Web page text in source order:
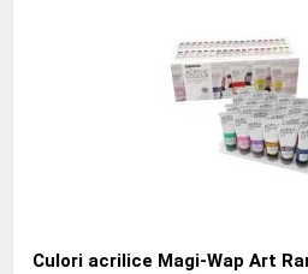
Culori acrilice Magi-Wap Art